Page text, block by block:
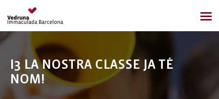
I3 LA NOSTRA CLASSE JA TÉ
NOM!